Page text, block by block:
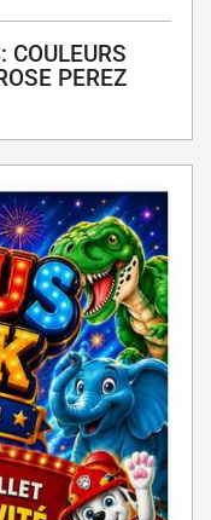
COULEURS
PEREZ